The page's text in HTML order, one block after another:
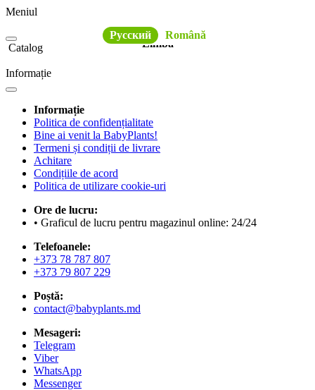
Meniul
Limba
Русский
Română
Catalog
Informație
Informație
Politica de confidențialitate
Bine ai venit la BabyPlants!
Termeni și condiții de livrare
Achitare
Condițiile de acord
Politica de utilizare cookie-uri
Ore de lucru:
• Graficul de lucru pentru magazinul online: 24/24
Telefoanele:
+373 78 787 807
+373 79 807 229
Poștă:
contact@babyplants.md
Mesageri:
Telegram
Viber
WhatsApp
Messenger